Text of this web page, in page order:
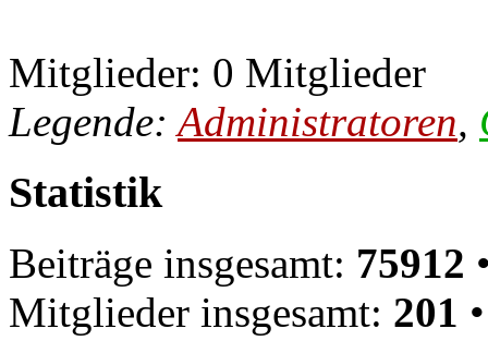
Mitglieder: 0 Mitglieder
Legende:Administratoren,
Statistik
Beiträge insgesamt: 75912
Mitglieder insgesamt: 201